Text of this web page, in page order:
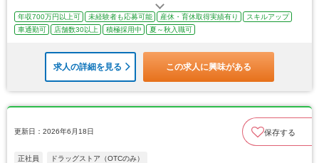
年収700万円以上可 未経験者も応募可能 産休・育休取得実績有り
スキルアップ
車通勤可
店舗数30以上 積極採用中 夏～秋入職可
求人の詳細を見る この求人に興味がある
更新日：2026年6月18日 保存する
正社員 ドラッグストア（OTCのみ）